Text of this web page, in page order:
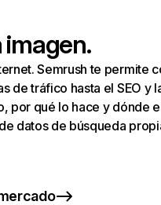
imagen.
Semrush te permite
de tráfico hasta el SEO y
por qué lo hace y dónde
datos de búsqueda